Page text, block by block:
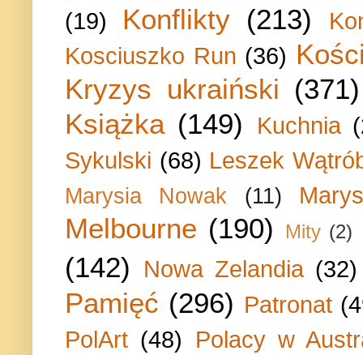
(19) Konflikty (213)
Kosciuszko Run (36)
Kryzys ukraiński (371)
Książka (149) Kuchnia
Sykulski (68) Leszek
Marysia Nowak (11)
Melbourne (190) Mity (2)
(142) Nowa Zelandia (32)
Pamięć (296) Patronat
PolArt (48) Polacy w